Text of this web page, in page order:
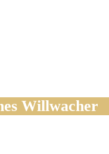
Willwacher